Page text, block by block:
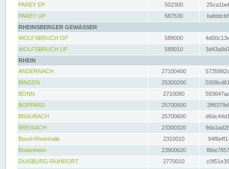
PAREY EP
502300
PAREY UP
587530
RHEINSBERGER GEWÄSSER
WOLFSBRUCH OP
589000
WOLFSBRUCH UP
589010
RHEIN
ANDERNACH
27100400
BINGEN
25300200
BONN
2710080
BOPPARD
25700500
BRAUBACH
25700600
BREISACH
23300320
Basel-Rheinhalle
2310010
Bodenheim
23900620
DUISBURG-RUHRORT
2770010